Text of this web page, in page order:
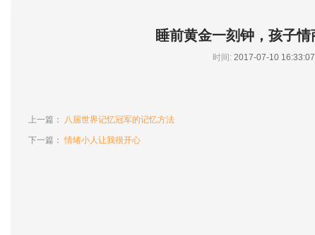
睡前黄金一刻钟，孩子情
时间: 2017-07-10 16:33:07
上一篇： 八届世界记忆冠军的记忆方法
下一篇：情绪小人让我很开心